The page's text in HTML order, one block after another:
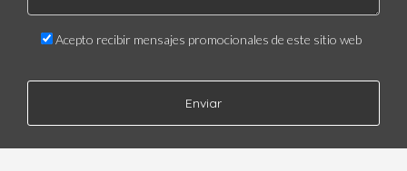
Acepto recibir mensajes promocionales de este sitio web
Enviar